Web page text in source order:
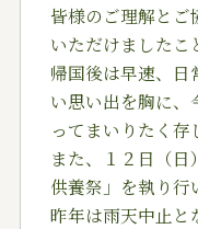
皆様のご理解とご
いただけましたこ
帰国後は早速、日
い思い出を胸に
ってまいりたく存
また、１２日（
供養祭」を執り行
昨年は雨天中止と